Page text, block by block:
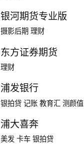
银河期货专业版
摄影后期 理财
东方证券期货
理财
浦发银行
银拍贷 记账 教育汇 测颜值
浦大喜奔
美发 卡车 银拍贷